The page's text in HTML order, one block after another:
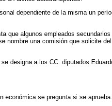
dependiente de la misma un
que algunos empleados
una comisión que solicite
designa a los CC. diputados
se pregunta si se